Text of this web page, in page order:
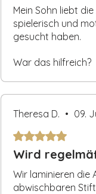
Mein Sohn liebt
spielerisch und
gesucht haben.
War das hilfreich?
Theresa D. • 09.
Mit 5 von 5 Sternen
Wird
Wir laminieren die
abwischbaren